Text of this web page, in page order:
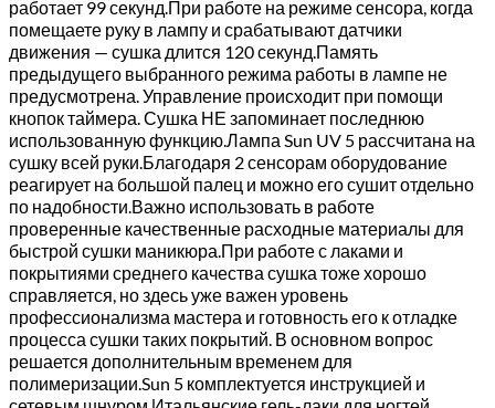
работает 99 секунд.При работе на режиме сенсора, когда
помещаете руку в лампу и срабатывают датчики
движения — сушка длится 120 секунд.Память
предыдущего выбранного режима работы в лампе не
предусмотрена. Управление происходит при помощи
кнопок таймера. Сушка НЕ запоминает последнюю
использованную функцию.Лампа Sun UV 5 рассчитана на
сушку всей руки.Благодаря 2 сенсорам оборудование
реагирует на большой палец и можно его сушит отдельно
по надобности.Важно использовать в работе
проверенные качественные расходные материалы для
быстрой сушки маникюра.При работе с лаками и
покрытиями среднего качества сушка тоже хорошо
справляется, но здесь уже важен уровень
профессионализма мастера и готовность его к отладке
процесса сушки таких покрытий. В основном вопрос
решается дополнительным временем для
полимеризации.Sun 5 комплектуется инструкцией и